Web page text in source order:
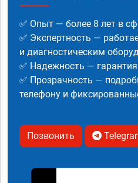
✅ Опыт — более 8 лет в
✅ Экспертность —
и диагностическим
✅ Надежность —
✅ Прозрачность —
телефону и
Позвонить